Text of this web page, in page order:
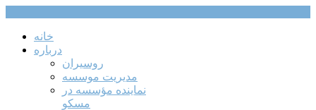
خانه
درباره
روسیران
مدیریت موسسه
نماینده مؤسسه در
مسکو